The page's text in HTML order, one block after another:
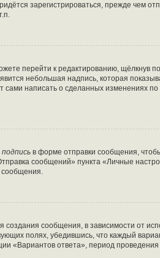
зарегистрироваться, прежде чем
перейти к редактированию, щёлкнув по
небольшая надпись, которая
сами написать о сделанных изменениях
в форме отправки сообщения,
сообщений» пункта «Личные
сообщения.
сообщения, в зависимости от
полях, убедившись, что каждый
«Вариантов ответа», период